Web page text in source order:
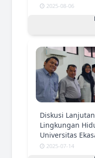
2025-08-06
Diskusi
Lingkungan
Universitas
2025-07-14